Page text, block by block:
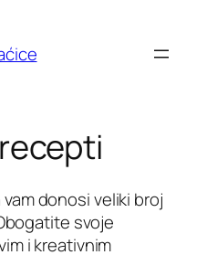
donosi veliki broj
svoje
i kreativnim